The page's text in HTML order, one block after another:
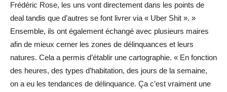
Frédéric Rose, les uns vont directement dans les points de
deal tandis que d’autres se font livrer via « Uber Shit ». »
Ensemble, ils ont également échangé avec plusieurs maires
afin de mieux cerner les zones de délinquances et leurs
natures. Cela a permis d’établir une cartographie. « En fonction
des heures, des types d’habitation, des jours de la semaine,
on a eu les tendances de délinquance. Ça c’est vraiment une